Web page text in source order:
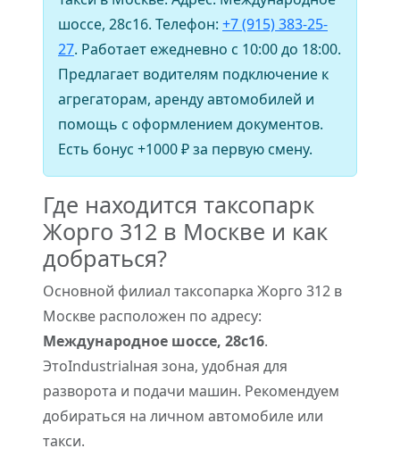
шоссе, 28с16. Телефон: +7 (915) 383-25-
27. Работает ежедневно с 10:00 до 18:00.
Предлагает водителям подключение к
агрегаторам, аренду автомобилей и
помощь с оформлением документов.
Есть бонус +1000 ₽ за первую смену.
Где находится таксопарк
Жорго 312 в Москве и как
добраться?
Основной филиал таксопарка Жорго 312 в
Москве расположен по адресу:
Международное шоссе, 28с16.
ЭтоIndustrialная зона, удобная для
разворота и подачи машин. Рекомендуем
добираться на личном автомобиле или
такси.